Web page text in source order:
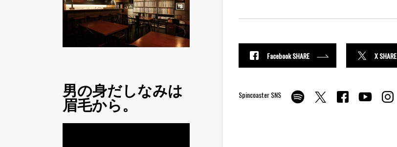
男の身だしなみは
眉毛から。
Facebook SHARE X SHARE
Spincoaster SNS